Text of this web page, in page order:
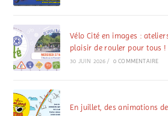
Vélo Cité en images :
plaisir de rouler pour tous !
30 JUIN 2026 / 0 COMMENTAIRE
En juillet, des animations